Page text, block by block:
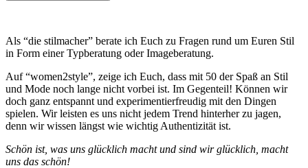
Als “die stilmacher” berate ich Euch zu Fragen rund um Euren Stil
in Form einer Typberatung oder Imageberatung.
Auf “women2style”, zeige ich Euch, dass mit 50 der Spaß an Stil
und Mode noch lange nicht vorbei ist. Im Gegenteil! Können wir
doch ganz entspannt und experimentierfreudig mit den Dingen
spielen. Wir leisten es uns nicht jedem Trend hinterher zu jagen,
denn wir wissen längst wie wichtig Authentizität ist.
Schön ist, was uns glücklich macht und sind wir glücklich, macht
uns das schön!